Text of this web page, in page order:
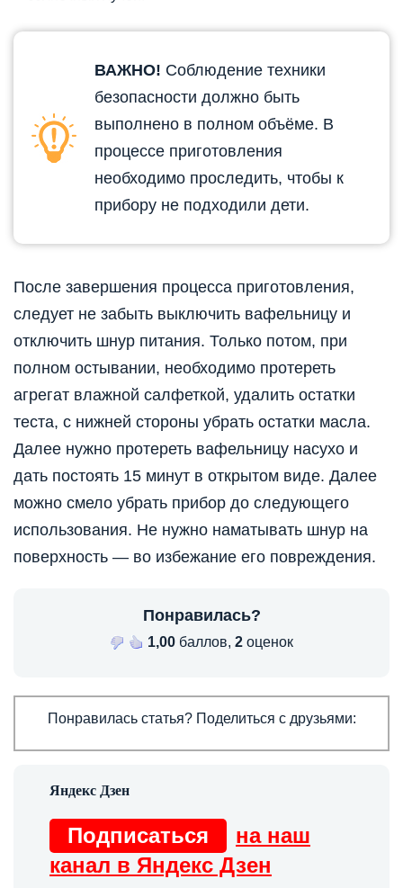
ВАЖНО! Соблюдение техники
безопасности должно быть
выполнено в полном объёме. В
процессе приготовления
необходимо проследить, чтобы к
прибору не подходили дети.
После завершения процесса приготовления,
следует не забыть выключить вафельницу и
отключить шнур питания. Только потом, при
полном остывании, необходимо протереть
агрегат влажной салфеткой, удалить остатки
теста, с нижней стороны убрать остатки масла.
Далее нужно протереть вафельницу насухо и
дать постоять 15 минут в открытом виде. Далее
можно смело убрать прибор до следующего
использования. Не нужно наматывать шнур на
поверхность — во избежание его повреждения.
Понравилась?
1,00 баллов, 2 оценок
Понравилась статья? Поделиться с друзьями:
Подписаться
на наш
канал в Яндекс Дзен